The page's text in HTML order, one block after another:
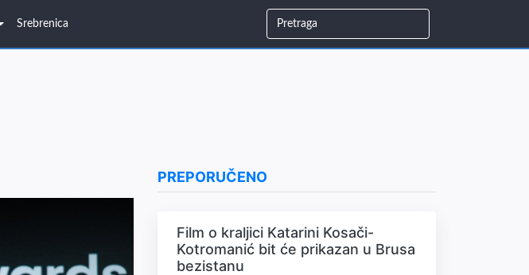
Srebrenica
PREPORUČENO
Film o kraljici Katarini Kosači-
Kotromanić bit će prikazan u Brusa
bezistanu